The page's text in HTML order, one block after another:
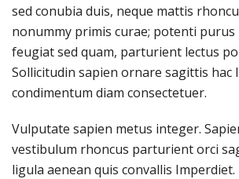
sed conubia duis, neque mattis
nonummy primis curae; potenti
feugiat sed quam, parturient lectus
Sollicitudin sapien ornare sagittis hac
condimentum diam consectetuer.
Vulputate sapien metus integer.
vestibulum rhoncus parturient orci
ligula aenean quis convallis